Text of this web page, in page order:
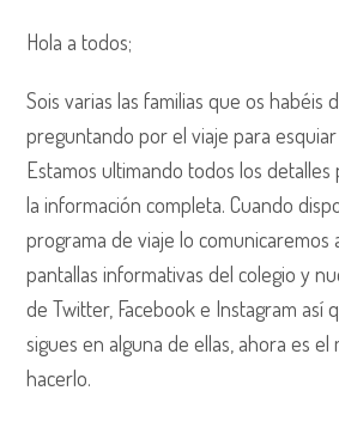
Hola a todos;
Sois varias las familias que os habéis
preguntando por el viaje para esquiar
Estamos ultimando todos los
la información completa. Cuando
programa de viaje lo comunicaremos
pantallas informativas del colegio y
de Twitter, Facebook e Instagram así
sigues en alguna de ellas, ahora es
hacerlo.